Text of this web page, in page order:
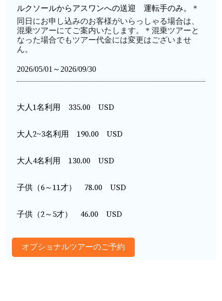
ルクソールからアスワンへの送迎 運転手のみ。
＊
同日にお申し込みのお客様がいらっしゃる場合は、
混乗ツアーにてご案内いたします。
＊混乗ツアーと
なった場合でもツアー代金には変更はございませ
ん。
2026/05/01～2026/09/30
大人1名利用 335.00 USD
大人2~3名利用 190.00 USD
大人4名利用 130.00 USD
子供（6～11才） 78.00 USD
子供（2～5才） 46.00 USD
オプショナルツアーのご予約